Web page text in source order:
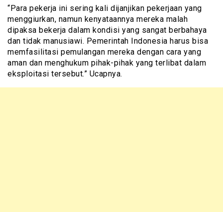
“Para pekerja ini sering kali dijanjikan pekerjaan yang
menggiurkan, namun kenyataannya mereka malah
dipaksa bekerja dalam kondisi yang sangat berbahaya
dan tidak manusiawi. Pemerintah Indonesia harus bisa
memfasilitasi pemulangan mereka dengan cara yang
aman dan menghukum pihak-pihak yang terlibat dalam
eksploitasi tersebut.” Ucapnya.